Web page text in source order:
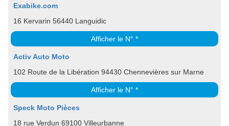
Exabike.com
16 Kervarin 56440 Languidic
Afficher le N° *
Activ Auto Moto
102 Route de la Libération 94430 Chennevières sur Marne
Afficher le N° *
Speck Moto Pièces
18 rue Verdun 69100 Villeurbanne